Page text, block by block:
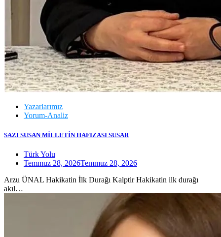
Yazarlarımız
Yorum-Analiz
SAZI SUSAN MİLLETİN HAFIZASI SUSAR
Türk Yolu
Temmuz 28, 2026Temmuz 28, 2026
Arzu ÜNAL Hakikatin İlk Durağı Kalptir Hakikatin ilk durağı
akıl…